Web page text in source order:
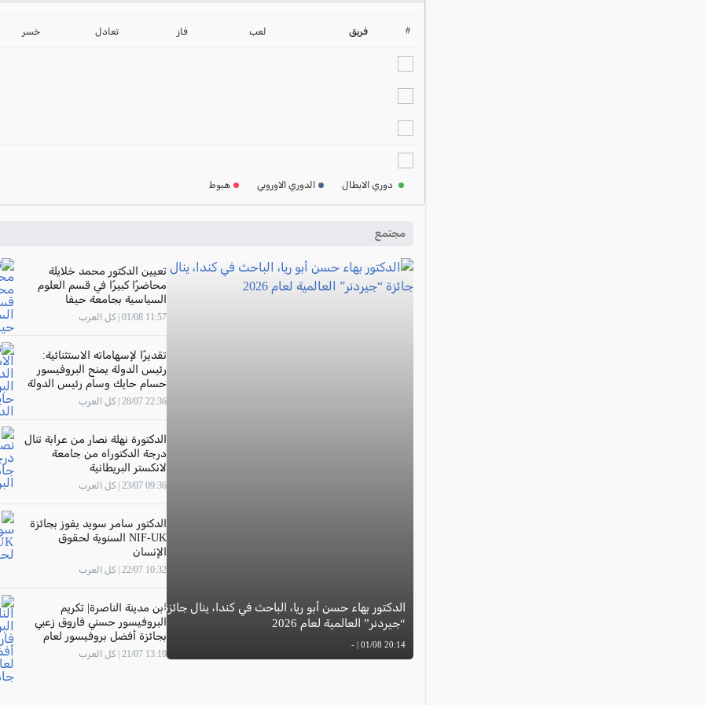
2024-2025
ترتيب الدوري الايطالي
# فريق لعب فاز تعادل خسر
دوري الابطال الدوري الاوروبي هبوط
مجتمع
الدكتور بهاء حسن أبو ريا، الباحث في كندا، ينال جائزة
“جيردنر” العالمية لعام 2026
20:14 01/08 | -
تعيين الدكتور محمد خلايلة
محاضرًا كبيرًا في قسم العلوم
السياسية بجامعة حيفا
11:57 01/08 | كل العرب
تقديرًا لإسهاماته الاستثنائية:
رئيس الدولة يمنح البروفيسور
حسام حايك وسام رئيس الدولة
22:36 28/07 | كل العرب
الدكتورة نهلة نصار من عرابة تنال
درجة الدكتوراه من جامعة
لانكستر البريطانية
09:36 23/07 | كل العرب
الدكتور سامر سويد يفوز بجائزة
NIF-UK السنوية لحقوق
الإنسان
10:32 22/07 | كل العرب
ابن مدينة الناصرة| تكريم
البروفيسور حسني فاروق زعبي
بجائزة أفضل بروفيسور لعام
2026 في جامعة "The New
13:19 21/07 | كل العرب